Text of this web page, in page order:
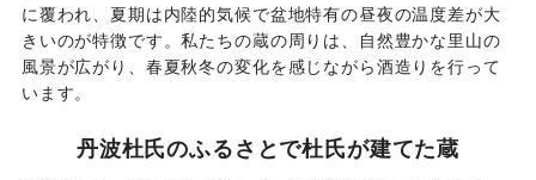
に覆われ、夏期は内陸的気候で盆地特有の昼夜の温度差が大
きいのが特徴です。私たちの蔵の周りは、自然豊かな里山の
風景が広がり、春夏秋冬の変化を感じながら酒造りを行って
います。
丹波杜氏のふるさとで杜氏が建てた蔵